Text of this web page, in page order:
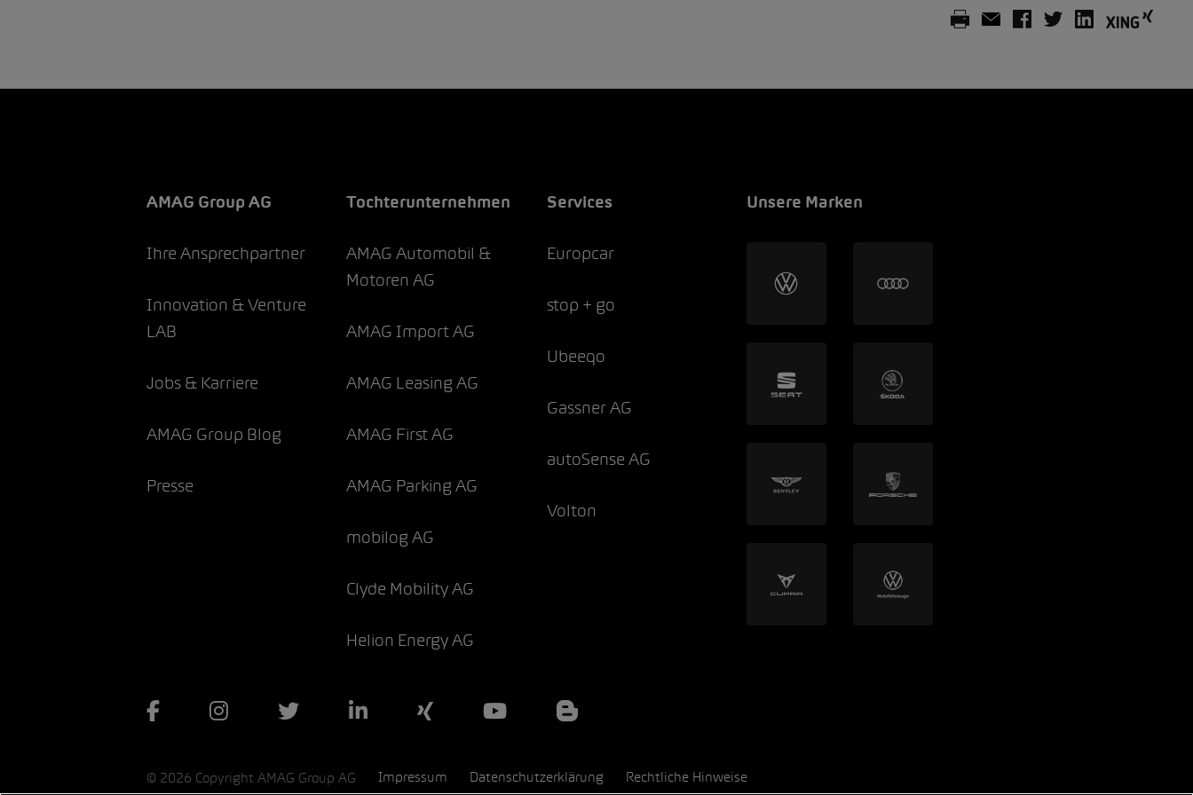
AMAG Group AG
Ihre Ansprechpartner
Innovation & Venture
LAB
Jobs & Karriere
AMAG Group Blog
Presse
Tochterunternehmen
AMAG Automobil &
Motoren AG
AMAG Import AG
AMAG Leasing AG
AMAG First AG
AMAG Parking AG
mobilog AG
Clyde Mobility AG
Helion Energy AG
Services
Europcar
stop + go
Ubeeqo
Gassner AG
autoSense AG
Volton
Unsere Marken
© 2026 Copyright AMAG Group AG Impressum Datenschutzerklärung Rechtliche Hinweise